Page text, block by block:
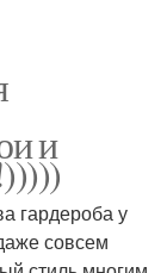
и
гардероба у
совсем